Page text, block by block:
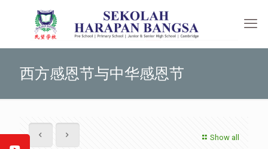
西方感恩节与中华感恩节
Show all